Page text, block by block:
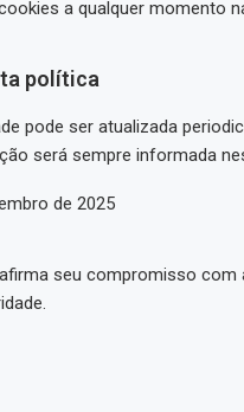
a qualquer momento
política
pode ser atualizada
será sempre informada
de 2025
seu compromisso com